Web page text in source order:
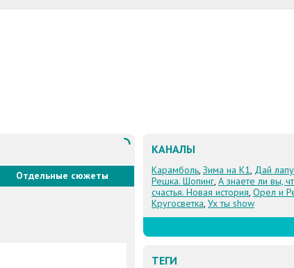
Отдельные сюжеты
КАНАЛЫ
Карамболь, Зима на К1, Дай
Решка. Шопинг, А знаете ли вы,
счастья. Новая история, Орел и
Кругосветка, Ух ты show
ТЕГИ